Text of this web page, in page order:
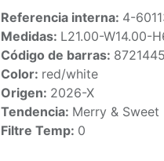
Referencia interna: 4-
Medidas: L21.00-W14.00-
Código de barras:
Color: red/white
Origen: 2026-X
Tendencia: Merry & Sweet
Filtre Temp: 0